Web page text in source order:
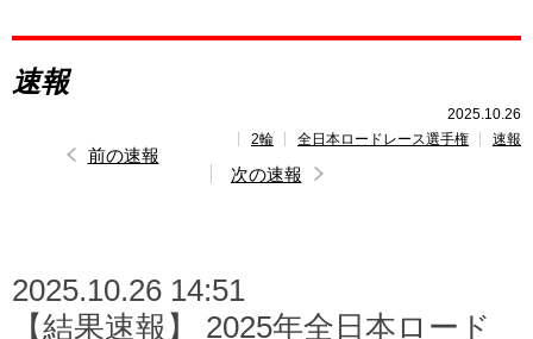
レポート
速報
レース開催スケジュール
速報
2025.10.26
2輪
全日本ロードレース選手権 速報
前の速報
次の速報
2025.10.26 14:51
【結果速報】 2025年全日本ロード